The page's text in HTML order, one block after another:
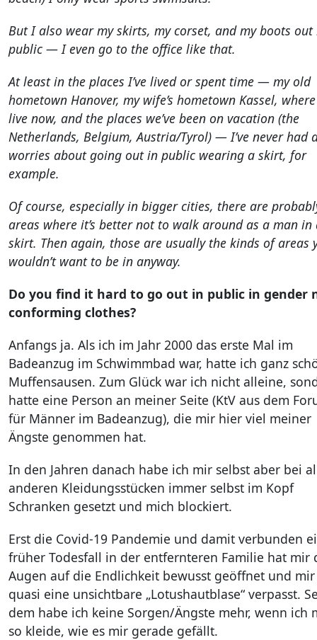
But I also wear my skirts, my corset, and my boots out
public — I even go to the office like that.
At least in the places I’ve lived or spent time — my old
hometown Hanover, my wife’s hometown Kassel,
live now, and the places we’ve been on vacation (the
Netherlands, Belgium, Austria/Tyrol) — I’ve never had
worries about going out in public wearing a skirt, for
example.
Of course, especially in bigger cities, there are
areas where it’s better not to walk around as a man in
skirt. Then again, those are usually the kinds of areas
wouldn’t want to be in anyway.
Do you find it hard to go out in public in gender
conforming clothes?
Anfangs ja. Als ich im Jahr 2000 das erste Mal im
Badeanzug im Schwimmbad war, hatte ich ganz
Muffensausen. Zum Glück war ich nicht alleine,
hatte eine Person an meiner Seite (KtV aus dem
für Männer im Badeanzug), die mir hier viel meiner
Ängste genommen hat.
In den Jahren danach habe ich mir selbst aber bei
anderen Kleidungsstücken immer selbst im Kopf
Schranken gesetzt und mich blockiert.
Erst die Covid-19 Pandemie und damit verbunden
früher Todesfall in der entfernteren Familie hat mir
Augen auf die Endlichkeit bewusst geöffnet und mir
quasi eine unsichtbare „Lotushautblase“ verpasst.
dem habe ich keine Sorgen/Ängste mehr, wenn ich
so kleide, wie es mir gerade gefällt.